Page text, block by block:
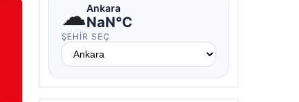
☁Ankara
NaN°C
ŞEHIR SEÇ